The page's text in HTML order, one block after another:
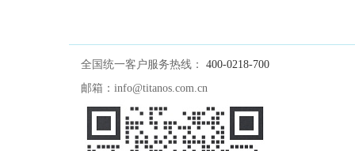
全国统一客户服务热线： 400-0218-700
邮箱：info@titanos.com.cn